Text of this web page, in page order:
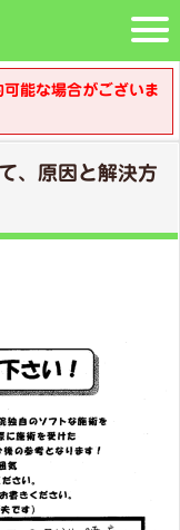
能な場合がございま
、原因と解決方